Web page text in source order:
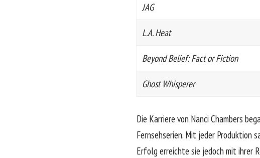
JAG
L.A. Heat
Beyond Belief: Fact or Fiction
Ghost Whisperer
Die Karriere von Nanci Chambers
Fernsehserien. Mit jeder Produktion
Erfolg erreichte sie jedoch mit ihrer